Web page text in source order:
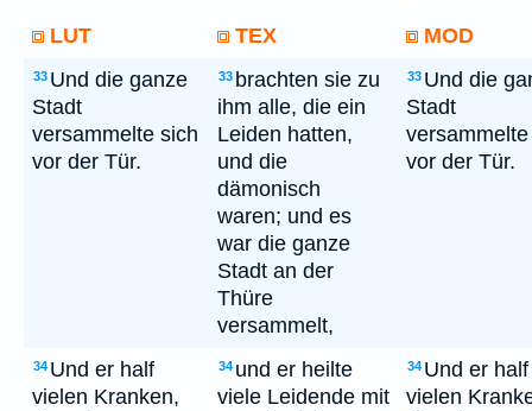
LUT
TEX MOD
33 Und die ganze
Stadt
versammelte sich
vor der Tür.
33 brachten sie zu
ihm alle, die ein
Leiden hatten,
und die
dämonisch
waren; und es
war die ganze
Stadt an der
Thüre
versammelt,
33 Und die
Stadt
vor der Tür.
34 Und er half
vielen Kranken,
34 und er heilte
viele Leidende mit
34 Und er half
vielen